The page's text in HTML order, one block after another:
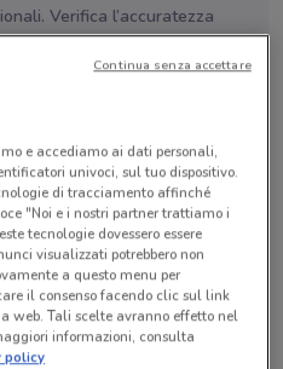
Verifica l’accuratezza
negozio
e accediamo ai dati personali,
univoci, sul tuo dispositivo.
di tracciamento affinché
"Noi e i nostri partner trattiamo i
tecnologie dovessero essere
visualizzati potrebbero non
a questo menu per
il consenso facendo clic sul link
web. Tali scelte avranno effetto nel
informazioni, consulta
policy
Continua senza accettare